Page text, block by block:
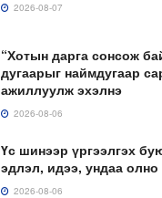
2026-08-07
“Хотын дарга сонсож
дугаарыг наймдугаар
ажиллуулж эхэлнэ
2026-08-06
Үс шинээр үргээлгэх
эдлэл, идээ, ундаа олно
2026-08-06